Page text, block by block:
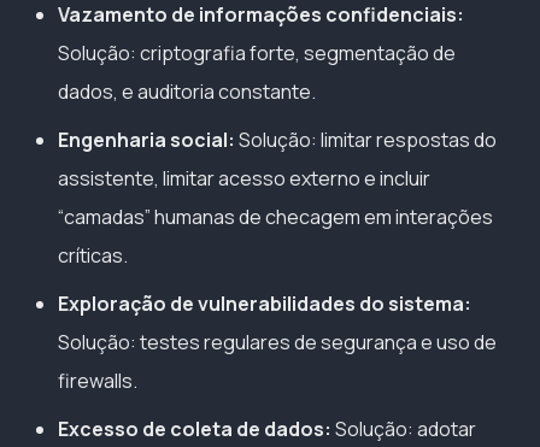
Vazamento de informações confidenciais:
Solução: criptografia forte, segmentação de
dados, e auditoria constante.
Engenharia social: Solução: limitar respostas do
assistente, limitar acesso externo e incluir
“camadas” humanas de checagem em interações
críticas.
Exploração de vulnerabilidades do sistema:
Solução: testes regulares de segurança e uso de
firewalls.
Excesso de coleta de dados: Solução: adotar